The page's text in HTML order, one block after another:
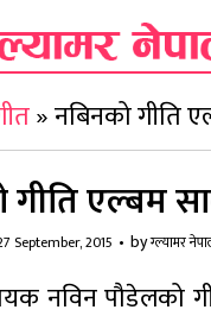
»नबिनको गीति
गीति एल्बम
September, 2015 byग्ल्यामर
नविन पौडेलको